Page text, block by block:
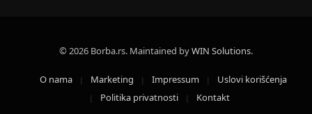
© 2026 Borba.rs. Maintained byWIN Solutions.
O nama Marketing Impressum
Uslovi korišćenja
Politika privatnosti
Kontakt